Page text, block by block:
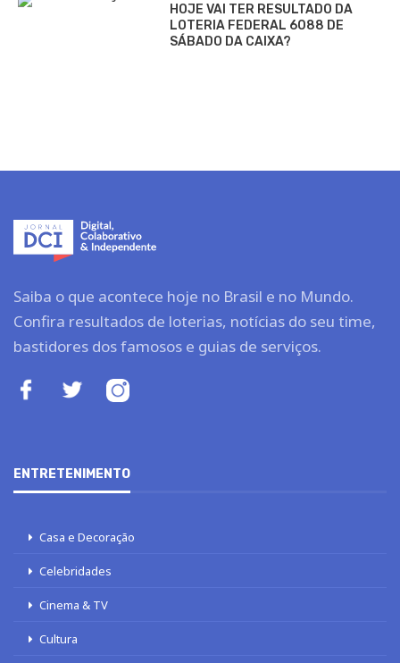
HOJE VAI TER RESULTADO DA
LOTERIA FEDERAL 6088 DE
SÁBADO DA CAIXA?
Saiba o que acontece hoje no Brasil e no Mundo.
Confira resultados de loterias, notícias do seu time,
bastidores dos famosos e guias de serviços.
ENTRETENIMENTO
Casa e Decoração
Celebridades
Cinema & TV
Cultura